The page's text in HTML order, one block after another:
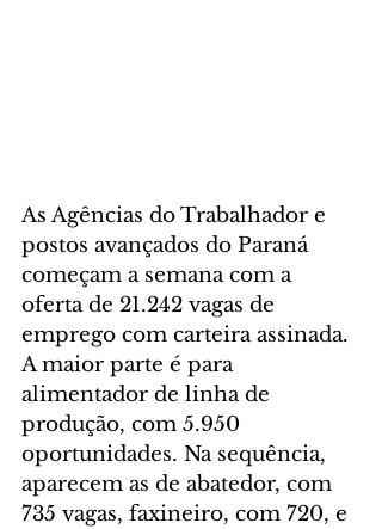
As Agências do Trabalhador e
postos avançados do Paraná
começam a semana com a
oferta de 21.242 vagas de
emprego com carteira assinada.
A maior parte é para
alimentador de linha de
produção, com 5.950
oportunidades. Na sequência,
aparecem as de abatedor, com
735 vagas, faxineiro, com 720, e